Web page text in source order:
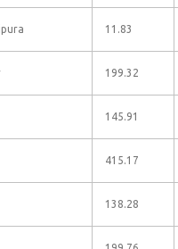
11.83
199.32
145.91
415.17
138.28